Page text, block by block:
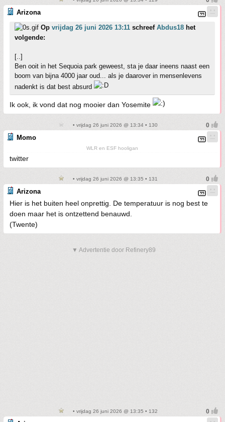
Arizona
Op vrijdag 26 juni 2026 13:11 schreef Abdus18 het
volgende:
[..]
Ben ooit in het Sequoia park geweest, sta je daar ineens naast een
boom van bijna 4000 jaar oud... als je daarover in mensenlevens
nadenkt is dat best absurd
Ik ook, ik vond dat nog mooier dan Yosemite
• vrijdag 26 juni 2026 @ 13:34 • 130
Momo
WLR en ESF hooligan
twitter
• vrijdag 26 juni 2026 @ 13:35 • 131
Arizona
Hier is het buiten heel onprettig. De temperatuur is nog best te
doen maar het is ontzettend benauwd.
(Twente)
▼ Advertentie door Refinery89
• vrijdag 26 juni 2026 @ 13:35 • 132